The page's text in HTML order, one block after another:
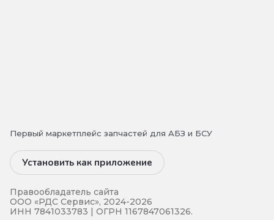
Первый маркетплейс запчастей для АБЗ и БСУ
Установить как приложение
Правообладатель сайта
ООО «РДС Сервис», 2024-2026
ИНН 7841033783 | ОГРН 1167847061326.